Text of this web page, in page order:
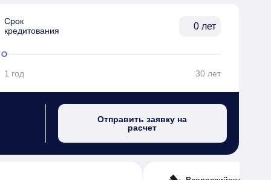
Срок
кредитования
лет
1 год 30 лет
Отправить заявку на
расчет